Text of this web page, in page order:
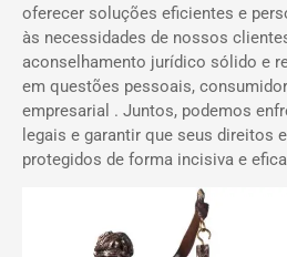
oferecer soluções eficientes e
às necessidades de nossos
aconselhamento jurídico sólido e
em questões pessoais,
empresarial . Juntos, podemos
legais e garantir que seus direitos
protegidos de forma incisiva e